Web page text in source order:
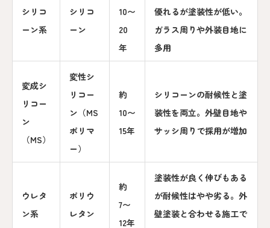
シリコ
ーン系
シリコ
ーン
10〜
20
年
優れるが塗装性が低い。
ガラス周りや外装目地に
多用
変成シ
リコー
ン
（MS）
変性シ
リコー
ン（MS
ポリマ
ー）
約
10〜
15年
シリコーンの耐候性と塗
装性を両立。外壁目地や
サッシ周りで採用が増加
ウレタ
ン系
ポリウ
レタン
約
7〜
12年
塗装性が良く伸びもある
が耐候性はやや劣る。外
壁塗装と合わせる施工で